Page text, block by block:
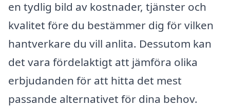
en tydlig bild av kostnader, tjänster och
kvalitet före du bestämmer dig för vilken
hantverkare du vill anlita. Dessutom kan
det vara fördelaktigt att jämföra olika
erbjudanden för att hitta det mest
passande alternativet för dina behov.